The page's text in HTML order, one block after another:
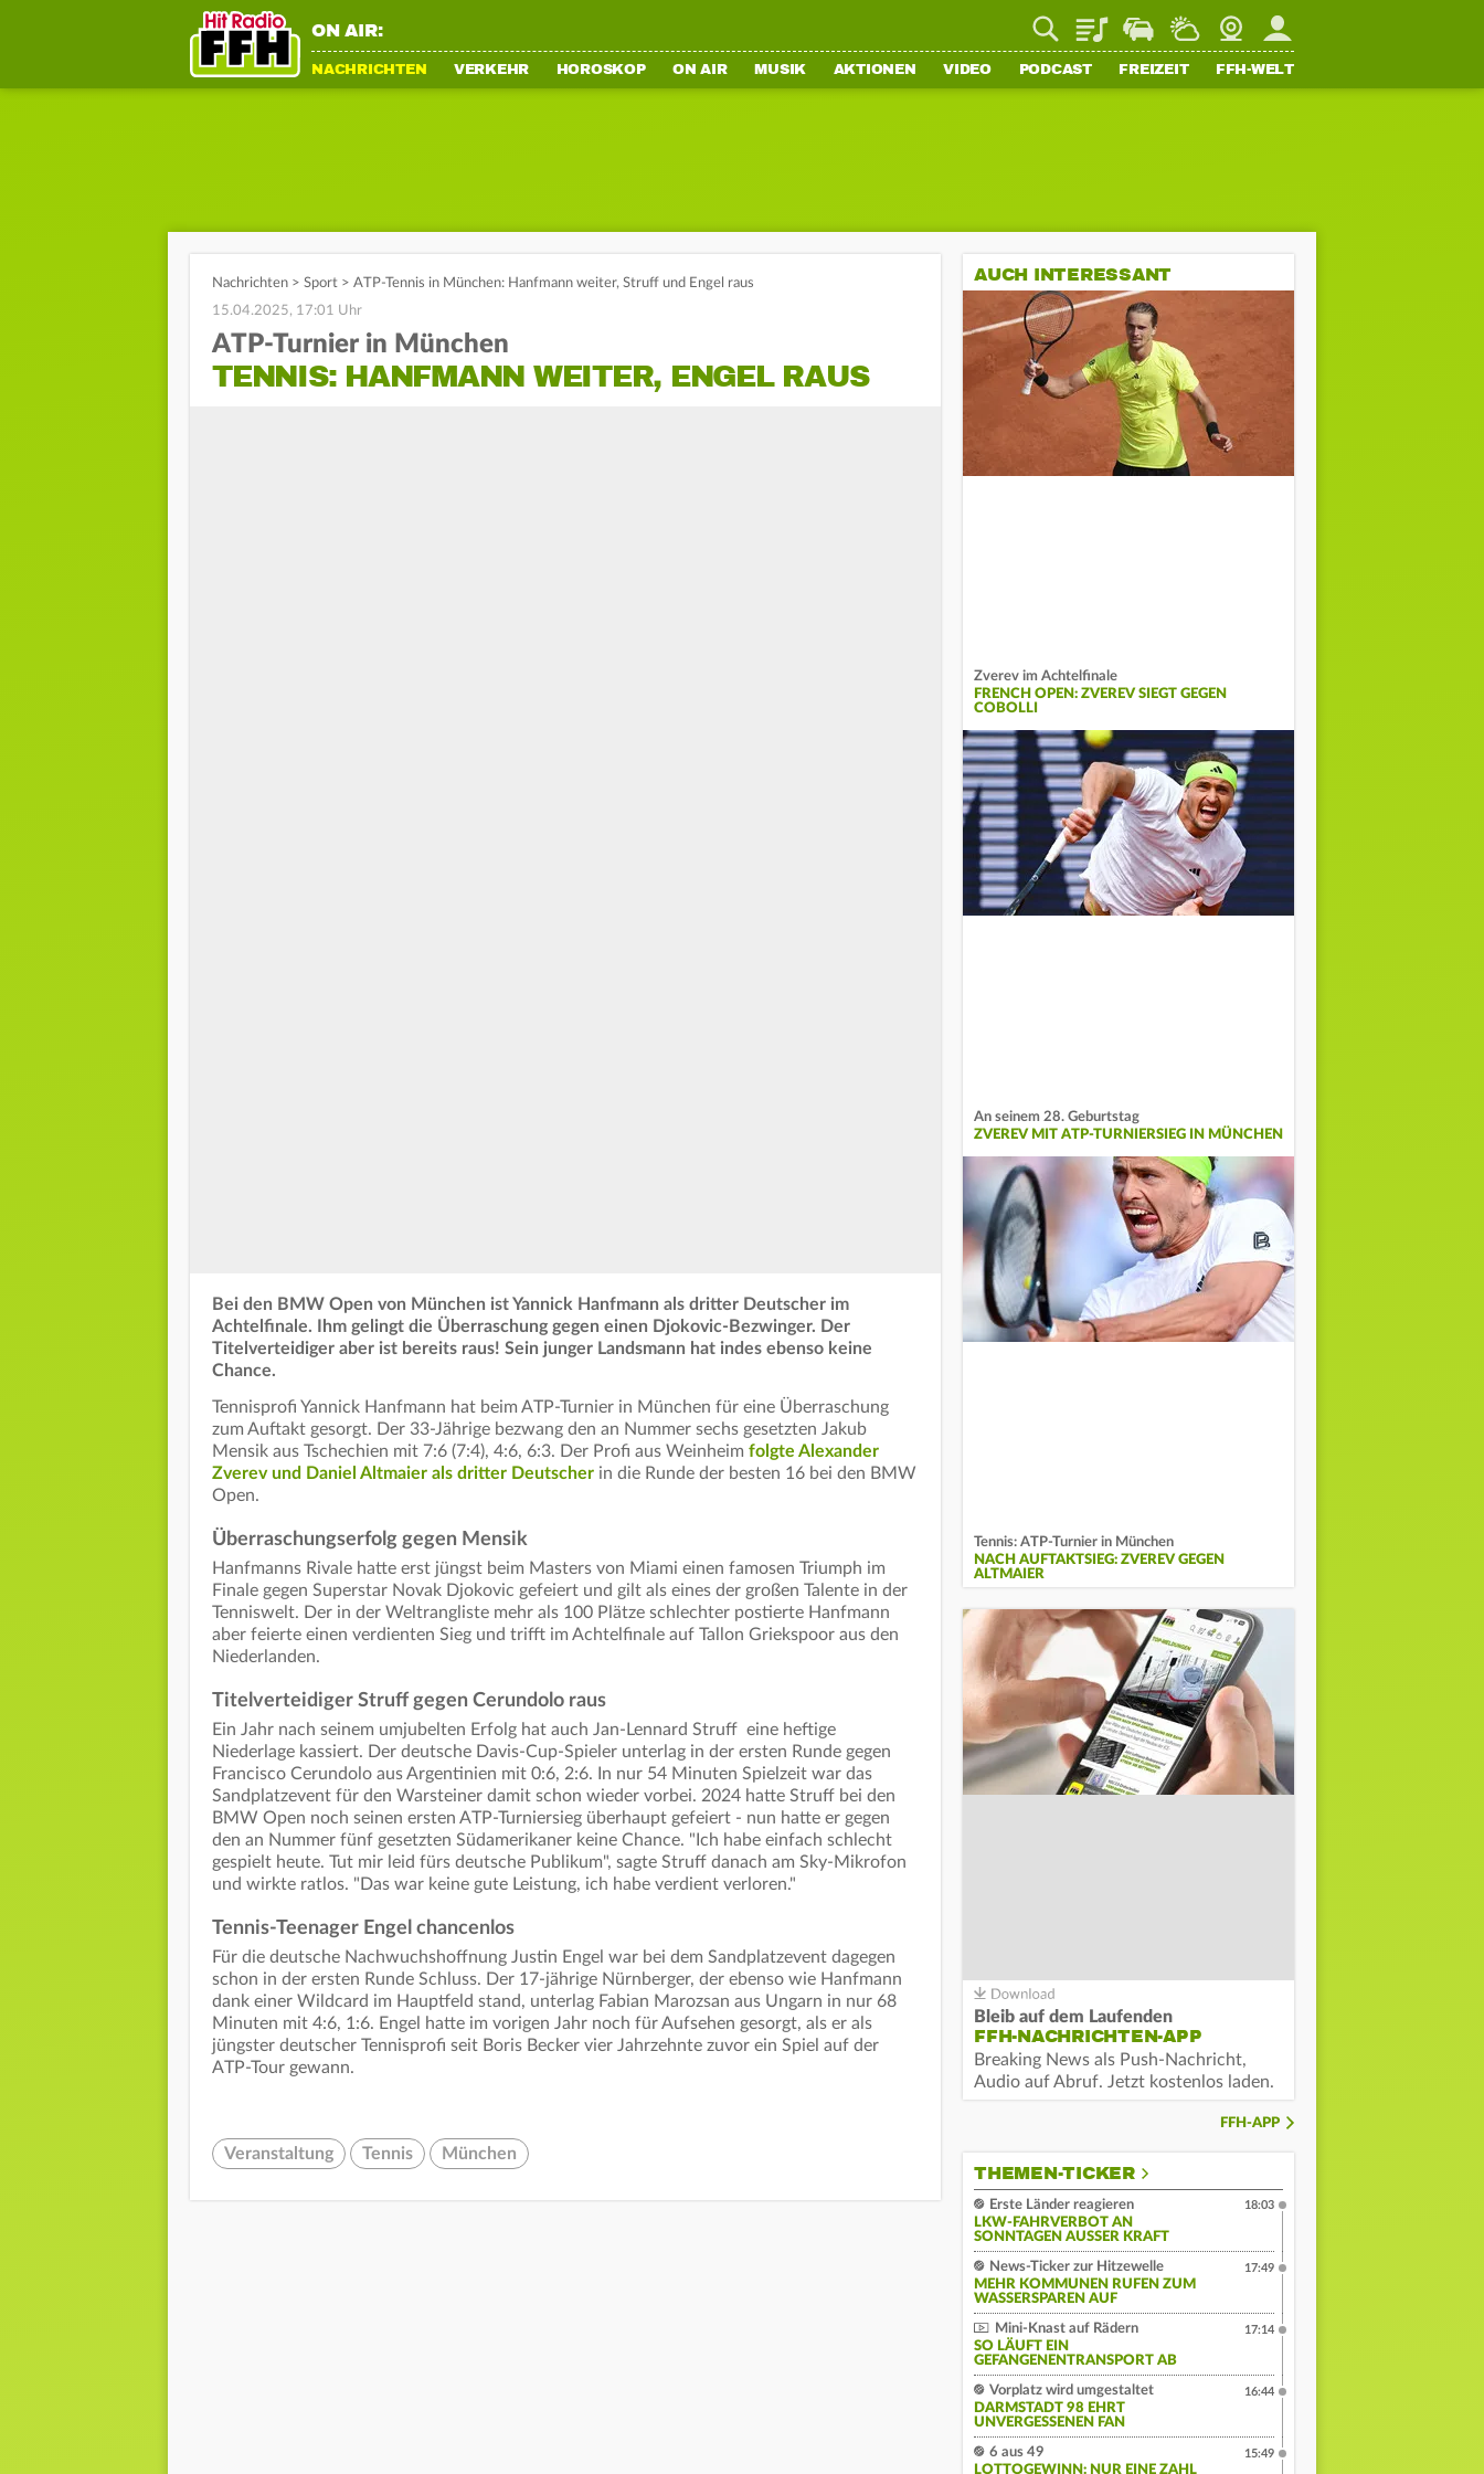
ON AIR: PlaylistStaupilotWetterWebcamMein FFH
NACHRICHTEN VERKEHR HOROSKOP ON AIR MUSIK AKTIONEN VIDEO PODCAST FREIZEIT FFH-WELT
Nachrichten > Sport > ATP-Tennis in München: Hanfmann weiter, Struff und Engel raus
15.04.2025, 17:01 Uhr
ATP-Turnier in München
TENNIS: HANFMANN WEITER, ENGEL RAUS
Bei den BMW Open von München ist Yannick Hanfmann als dritter Deutscher im
Achtelfinale. Ihm gelingt die Überraschung gegen einen Djokovic-Bezwinger. Der
Titelverteidiger aber ist bereits raus! Sein junger Landsmann hat indes ebenso keine
Chance.
Tennisprofi Yannick Hanfmann hat beim ATP-Turnier in München für eine Überraschung
zum Auftakt gesorgt. Der 33-Jährige bezwang den an Nummer sechs gesetzten Jakub
Mensik aus Tschechien mit 7:6 (7:4), 4:6, 6:3. Der Profi aus Weinheim folgte Alexander
Zverev und Daniel Altmaier als dritter Deutscher in die Runde der besten 16 bei den BMW
Open.
Überraschungserfolg gegen Mensik
Hanfmanns Rivale hatte erst jüngst beim Masters von Miami einen famosen Triumph im
Finale gegen Superstar Novak Djokovic gefeiert und gilt als eines der großen Talente in der
Tenniswelt. Der in der Weltrangliste mehr als 100 Plätze schlechter postierte Hanfmann
aber feierte einen verdienten Sieg und trifft im Achtelfinale auf Tallon Griekspoor aus den
Niederlanden.
Titelverteidiger Struff gegen Cerundolo raus
Ein Jahr nach seinem umjubelten Erfolg hat auch Jan-Lennard Struff eine heftige
Niederlage kassiert. Der deutsche Davis-Cup-Spieler unterlag in der ersten Runde gegen
Francisco Cerundolo aus Argentinien mit 0:6, 2:6. In nur 54 Minuten Spielzeit war das
Sandplatzevent für den Warsteiner damit schon wieder vorbei. 2024 hatte Struff bei den
BMW Open noch seinen ersten ATP-Turniersieg überhaupt gefeiert - nun hatte er gegen
den an Nummer fünf gesetzten Südamerikaner keine Chance. "Ich habe einfach schlecht
gespielt heute. Tut mir leid fürs deutsche Publikum", sagte Struff danach am Sky-Mikrofon
und wirkte ratlos. "Das war keine gute Leistung, ich habe verdient verloren."
Tennis-Teenager Engel chancenlos
Für die deutsche Nachwuchshoffnung Justin Engel war bei dem Sandplatzevent dagegen
schon in der ersten Runde Schluss. Der 17-jährige Nürnberger, der ebenso wie Hanfmann
dank einer Wildcard im Hauptfeld stand, unterlag Fabian Marozsan aus Ungarn in nur 68
Minuten mit 4:6, 1:6. Engel hatte im vorigen Jahr noch für Aufsehen gesorgt, als er als
jüngster deutscher Tennisprofi seit Boris Becker vier Jahrzehnte zuvor ein Spiel auf der
ATP-Tour gewann.
Veranstaltung Tennis München
AUCH INTERESSANT
Zverev im Achtelfinale
FRENCH OPEN: ZVEREV SIEGT GEGEN
COBOLLI
An seinem 28. Geburtstag
ZVEREV MIT ATP-TURNIERSIEG IN MÜNCHEN
Tennis: ATP-Turnier in München
NACH AUFTAKTSIEG: ZVEREV GEGEN
ALTMAIER
Bleib auf dem Laufenden
FFH-NACHRICHTEN-APP
Breaking News als Push-Nachricht,
Audio auf Abruf. Jetzt kostenlos laden.
FFH-APP
THEMEN-TICKER
Erste Länder reagieren
LKW-FAHRVERBOT AN
SONNTAGEN AUSSER KRAFT
18:03
News-Ticker zur Hitzewelle
MEHR KOMMUNEN RUFEN ZUM
WASSERSPAREN AUF
17:49
Mini-Knast auf Rädern
SO LÄUFT EIN
GEFANGENENTRANSPORT AB
17:14
Vorplatz wird umgestaltet
DARMSTADT 98 EHRT
UNVERGESSENEN FAN
16:44
6 aus 49
LOTTOGEWINN: NUR EINE ZAHL
15:49